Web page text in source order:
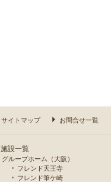
サイトマップ お問合せ一覧
施設一覧
グループホーム（大阪）
フレンド天王寺
フレンド筆ケ崎